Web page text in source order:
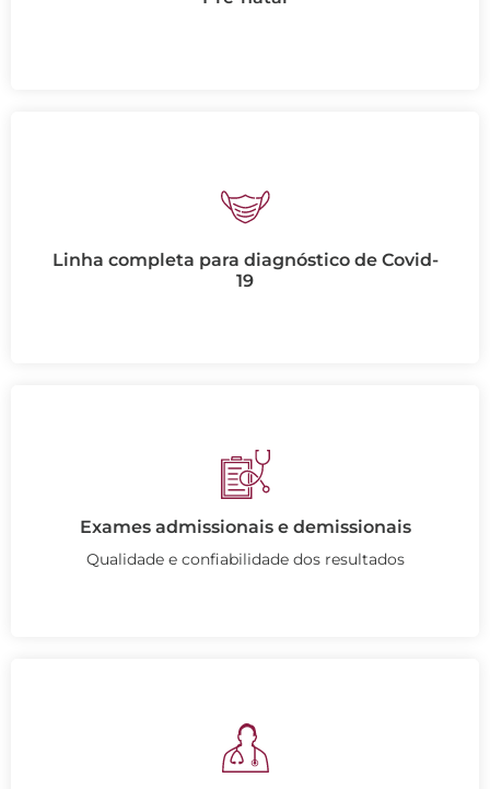
Exames admissionais e demissionais
Qualidade e confiabilidade dos resultados
Linha completa para diagnóstico de Covid-
19